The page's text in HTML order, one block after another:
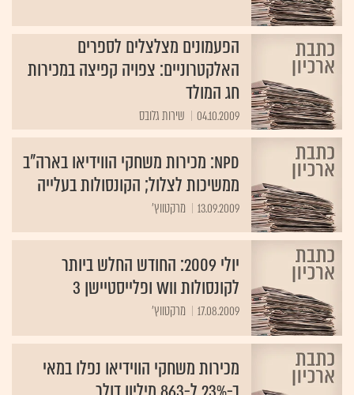
הפעמונים מצלצלים לספרים
האלקטרוניים: צפויה קפיצה במכירות
חג המולד
04.10.2009
NPD: מכירות משחקי הווידיאו בארה"ב
ממשיכות לצלול; הקונסולות בעלייה
13.09.2009 מרקטווץ'
יולי 2009: החודש החלש ביותר
לקונסולות Wii ופלייסטיישן 3
17.08.2009 מרקטווץ'
מכירות משחקי הווידיאו נפלו במאי